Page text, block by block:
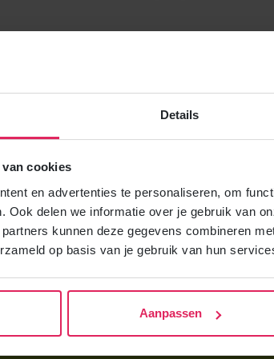
Details
cookies
en advertenties te personaliseren, om
Ook delen we informatie over je gebruik van
kunnen deze gegevens combineren
op basis van je gebruik van hun
Aanpassen
Brochure